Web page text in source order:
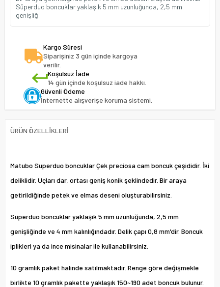
Süperduo boncuklar yaklaşık 5 mm uzunluğunda, 2,5 mm
genişliğ
Kargo Süresi
Siparişiniz 3 gün içinde kargoya
verilir.
Koşulsuz İade
14 gün içinde koşulsuz iade hakkı.
Güvenli Ödeme
İnternette alışverişe koruma sistemi.
ÜRÜN ÖZELLIKLERI
Matubo Superduo boncuklar Çek preciosa cam boncuk çeşididir. İki
deliklidir. Uçları dar, ortası geniş konik şeklindedir. Bir araya
getirildiğinde petek ve elmas deseni oluşturabilirsiniz.
Süperduo boncuklar yaklaşık 5 mm uzunluğunda, 2,5 mm
genişliğinde ve 4 mm kalınlığındadır. Delik çapı 0,8 mm'dir. Boncuk
iplikleri ya da ince misinalar ile kullanabilirsiniz.
10 gramlık paket halinde satılmaktadır. Renge göre değişmekle
birlikte 10 gramlık pakette yaklaşık 150~190 adet boncuk bulunur.